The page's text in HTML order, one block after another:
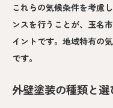
これらの気候条件を考慮
ンスを行うことが、玉名
イントです。地域特有の
です。
外壁塗装の種類と